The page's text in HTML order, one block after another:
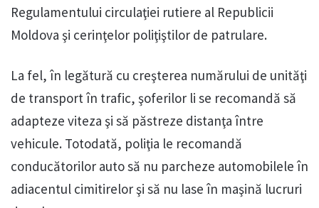
Regulamentului circulaţiei rutiere al Republicii
Moldova şi cerinţelor poliţiştilor de patrulare.
La fel, în legătură cu creşterea numărului de unităţi
de transport în trafic, şoferilor li se recomandă să
adapteze viteza şi să păstreze distanţa între
vehicule. Totodată, poliţia le recomandă
conducătorilor auto să nu parcheze automobilele în
adiacentul cimitirelor şi să nu lase în maşină lucruri